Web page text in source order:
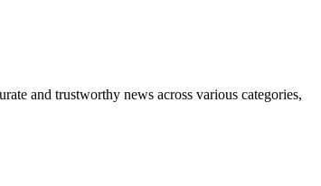
and trustworthy news across various categories,